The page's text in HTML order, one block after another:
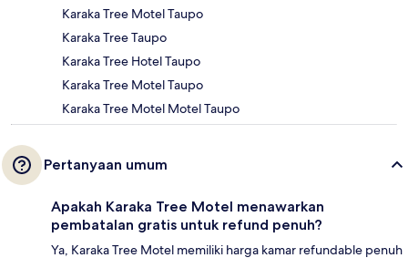
Karaka Tree Motel Taupo
Karaka Tree Taupo
Karaka Tree Hotel Taupo
Karaka Tree Motel Taupo
Karaka Tree Motel Motel Taupo
Pertanyaan umum
Apakah Karaka Tree Motel menawarkan
pembatalan gratis untuk refund penuh?
Ya, Karaka Tree Motel memiliki harga kamar refundable penuh